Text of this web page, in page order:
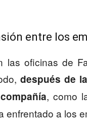
entre los
las oficinas de
después de
, como
enfrentado a los